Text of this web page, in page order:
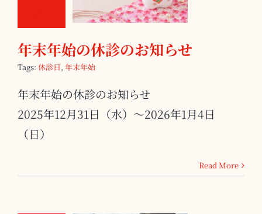
のお知らせ
年末年始の休診のお知らせ
Tags: 休診日, 年末年始
年末年始の休診のお知らせ
2025年12月31日（水）～2026年1月4日
（日）
Read More